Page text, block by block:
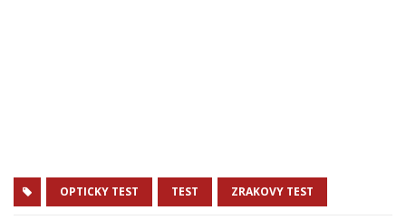
OPTICKY TEST TEST ZRAKOVY TEST